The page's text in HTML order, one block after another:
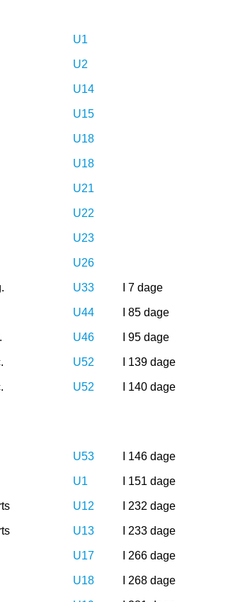
U1
U2
U14
U15
U18
U18
U21
U22
U23
U26
U33 I 7 dage
U44 I 85 dage
U46 I 95 dage
U52 I 139 dage
U52 I 140 dage
U53 I 146 dage
U1 I 151 dage
U12 I 232 dage
U13 I 233 dage
U17 I 266 dage
U18 I 268 dage